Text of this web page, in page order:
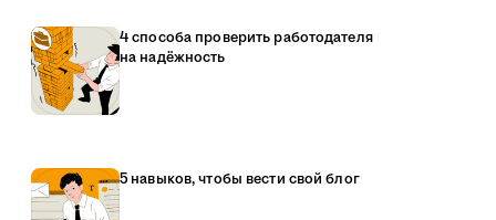
4 способа проверить работодателя
на надёжность
5 навыков, чтобы вести свой блог